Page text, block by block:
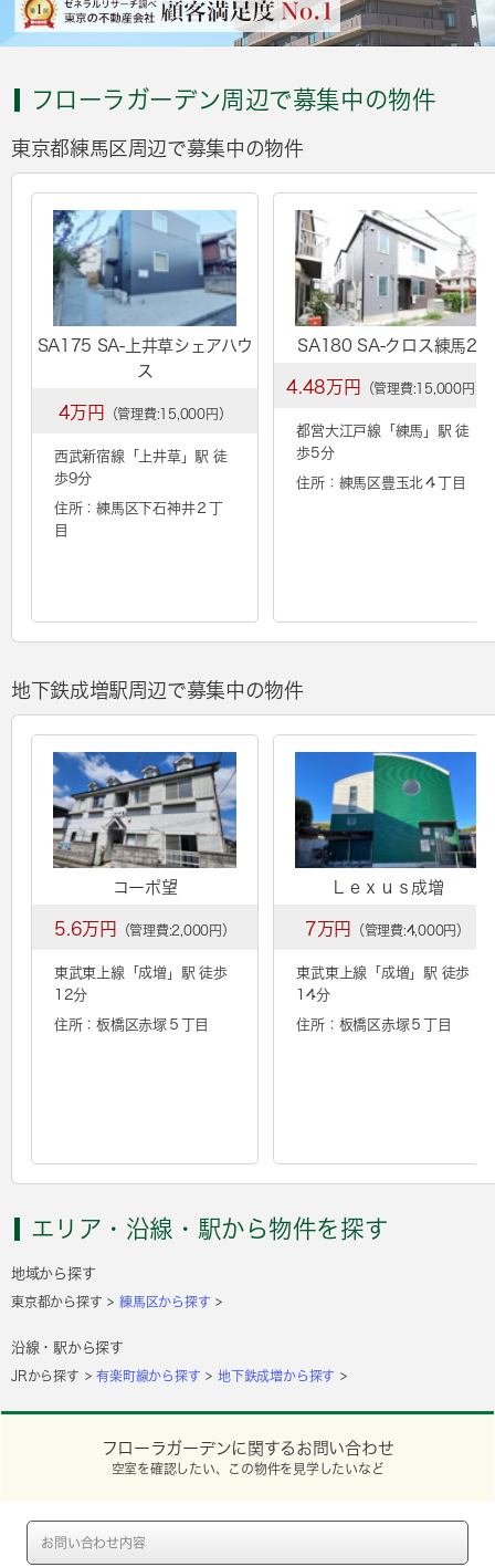
フローラガーデン周辺で募集中の物件
東京都練馬区周辺で募集中の物件
SA175 SA-上井草シェアハウ
ス
4万円 （管理費:15,000円）
西武新宿線「 上井草 」駅 徒
歩9分
住所：練馬区下石神井２丁
目
SA180 SA-クロス練馬2
4.48万円 （管理費:15,000円）
都営大江戸線「 練馬 」駅 徒
歩5分
住所：練馬区豊玉北４丁目
地下鉄成増駅周辺で募集中の物件
コーポ望
5.6万円 （管理費:2,000円）
東武東上線「 成増 」駅 徒歩
12分
住所：板橋区赤塚５丁目
Ｌｅｘｕｓ成増
7万円 （管理費:4,000円）
東武東上線「 成増 」駅 徒歩
14分
住所：板橋区赤塚５丁目
エリア・沿線・駅から物件を探す
地域から探す
東京都から探す 練馬区から探す
沿線・駅から探す
JRから探す 有楽町線から探す 地下鉄成増から探す
フローラガーデンに関するお問い合わせ
空室を確認したい、この物件を見学したいなど